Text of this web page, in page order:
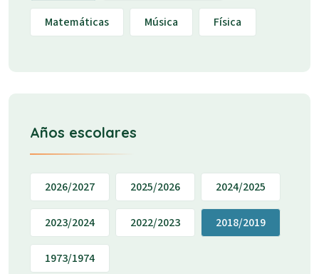
Matemáticas Música Física
Años escolares
2026/2027 2025/2026 2024/2025
2023/2024 2022/2023 2018/2019
1973/1974